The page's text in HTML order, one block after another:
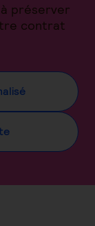
préserver
contrat